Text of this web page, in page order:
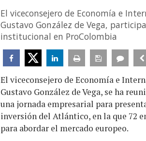
El viceconsejero de Economía e
Gustavo González de Vega,
institucional en ProColombia
El viceconsejero de Economía e
Gustavo González de Vega, se ha
una jornada empresarial para
inversión del Atlántico, en la que 72
para abordar el mercado europeo.